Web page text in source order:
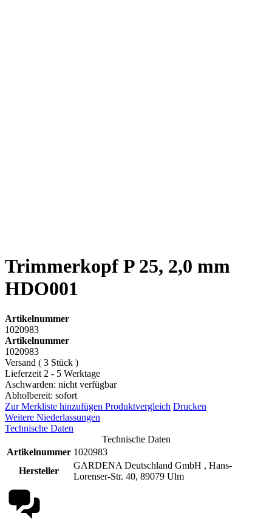
Trimmerkopf P 25, 2,0 mm
HDO001
Artikelnummer
1020983
Artikelnummer
1020983
Versand ( 3 Stück )
Lieferzeit 2 - 5 Werktage
Aschwarden: nicht verfügbar
Abholbereit: sofort
Zur Merkliste hinzufügen Produktvergleich Drucken
Weitere Niederlassungen
Technische Daten
Technische Daten
Artikelnummer 1020983
Hersteller
GARDENA Deutschland GmbH , Hans-
Lorenser-Str. 40, 89079 Ulm